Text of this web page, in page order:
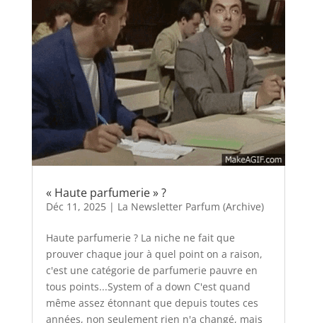
« Haute parfumerie » ?
Déc 11, 2025| La Newsletter Parfum (Archive)
Haute parfumerie ? La niche ne fait que
prouver chaque jour à quel point on a raison,
c'est une catégorie de parfumerie pauvre en
tous points...System of a down C'est quand
même assez étonnant que depuis toutes ces
années, non seulement rien n'a changé, mais